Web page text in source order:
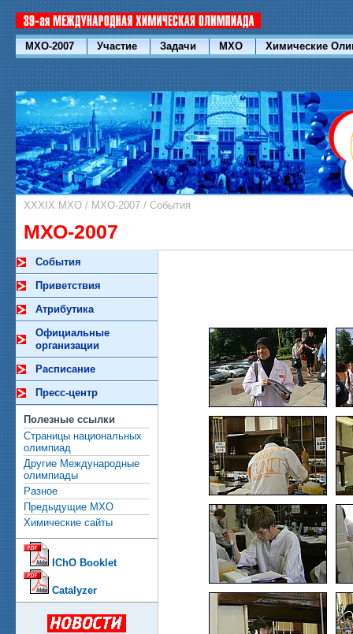
МХО-2007 Участие Задачи МХО Химические
XXXIX МХО/ МХО-2007/ События
МХО-2007
События
Приветствия
Атрибутика
Официальные
организации
Расписание
Пресс-центр
Полезные ссылки
Страницы национальных
олимпиад
Другие Международные
олимпиады
Разное
Предыдущие МХО
Химические сайты
IChO Booklet
Catalyzer